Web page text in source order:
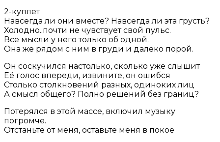
2-куплет
Навсегда ли они вместе? Навсегда ли эта грусть?
Холодно..почти не чувствует свой пульс.
Все мысли у него только об одной.
Она же рядом с ним в груди и далеко порой.
Он соскучился настолько, сколько уже слышит
Её голос впереди, извините, он ошибся
Столько столкновений разных, одиноких лиц
А смысл общего? Полно решений без границ?
Потерялся в этой массе, включил музыку
погромче.
Отстаньте от меня, оставьте меня в покое